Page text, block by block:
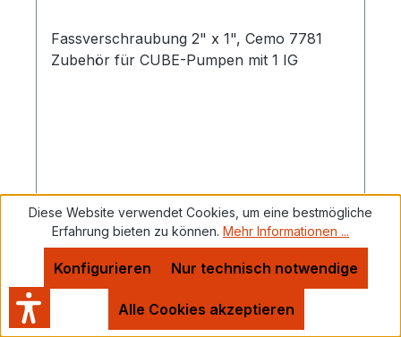
Fassverschraubung 2" x 1", Cemo 7781
Zubehör für CUBE-Pumpen mit 1 IG
Regulärer Preis:
49,98 €
Preise inkl. MwSt. zzgl. Versandkosten
Details
Diese Website verwendet Cookies, um eine bestmögliche
Erfahrung bieten zu können. Mehr Informationen ...
Nur technisch notwendige
Konfigurieren
Alle Cookies akzeptieren